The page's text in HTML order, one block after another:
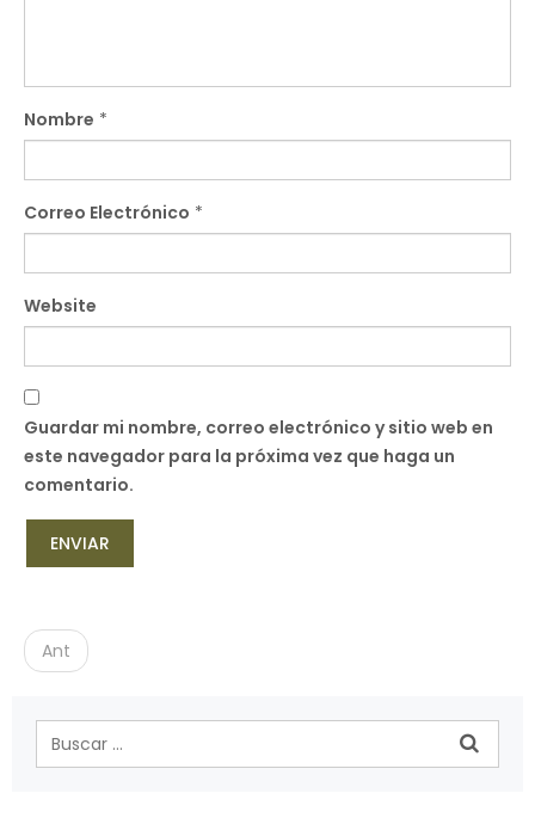
Nombre *
Correo Electrónico *
Website
Guardar mi nombre, correo electrónico y sitio web en
este navegador para la próxima vez que haga un
comentario.
P
o
s
a
Ant